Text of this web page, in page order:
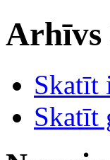
Arhīvs
Skatīt
Skatīt